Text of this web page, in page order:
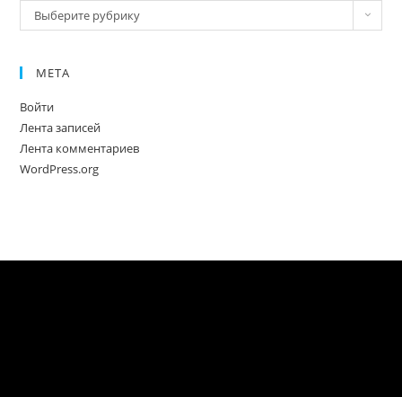
Новое
Выберите рубрику
МЕТА
Войти
Лента записей
Лента комментариев
WordPress.org